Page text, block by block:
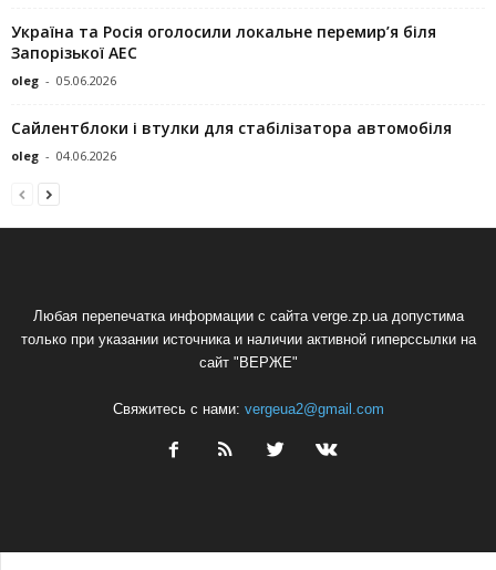
Україна та Росія оголосили локальне перемир’я біля
Запорізької АЕС
oleg - 05.06.2026
Сайлентблоки і втулки для стабілізатора автомобіля
oleg - 04.06.2026
Любая перепечатка информации с сайта verge.zp.ua допустима
только при указании источника и наличии активной гиперссылки на
сайт "ВЕРЖЕ"
Свяжитесь с нами: vergeua2@gmail.com